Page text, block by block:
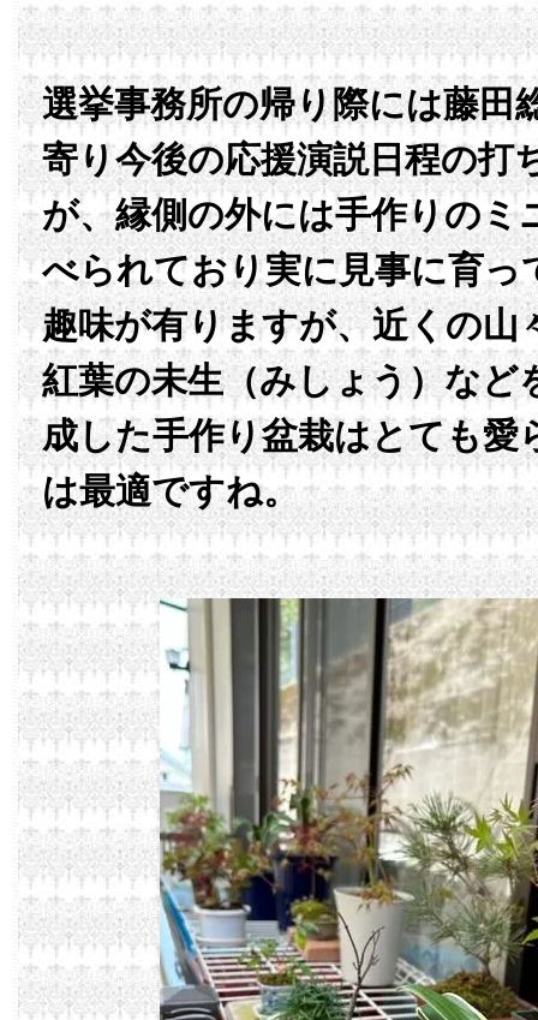
選挙事務所の帰り際には藤田
寄り今後の応援演説日程の打
が、縁側の外には手作りのミ
べられており実に見事に育っ
趣味が有りますが、近くの山
紅葉の未生（みしょう）など
成した手作り盆栽はとても愛
は最適ですね。